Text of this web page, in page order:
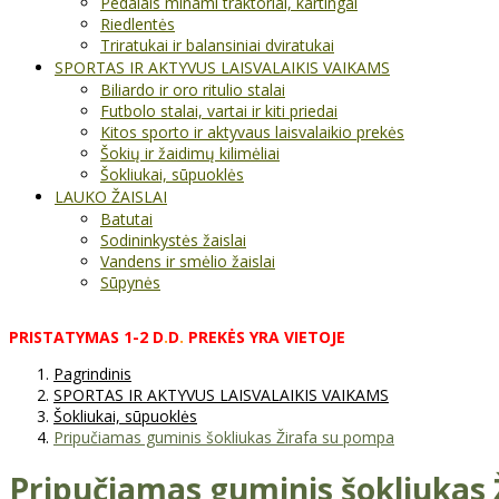
Riedlentės
Triratukai ir balansiniai dviratukai
SPORTAS IR AKTYVUS LAISVALAIKIS VAIKAMS
Biliardo ir oro ritulio stalai
Futbolo stalai, vartai ir kiti priedai
Kitos sporto ir aktyvaus laisvalaikio prekės
Šokių ir žaidimų kilimėliai
Šokliukai, sūpuoklės
LAUKO ŽAISLAI
Batutai
Sodininkystės žaislai
Vandens ir smėlio žaislai
Sūpynės
PRISTATYMAS 1-2 D.D. PREKĖS YRA VIETOJE
Pagrindinis
SPORTAS IR AKTYVUS LAISVALAIKIS VAIKAMS
Šokliukai, sūpuoklės
Pripučiamas guminis šokliukas Žirafa su pompa
Pripučiamas guminis šokliukas